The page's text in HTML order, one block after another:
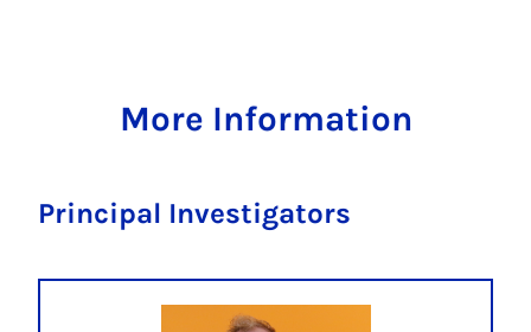
More Information
Principal Investigators